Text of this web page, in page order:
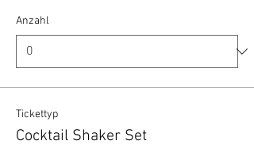
Anzahl
Tickettyp
Cocktail Shaker Set